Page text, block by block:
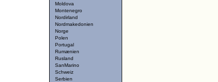
Moldova
Montenegro
Nordirland
Nordmakedonien
Norge
Polen
Portugal
Rumænien
Rusland
SanMarino
Schweiz
Serbien